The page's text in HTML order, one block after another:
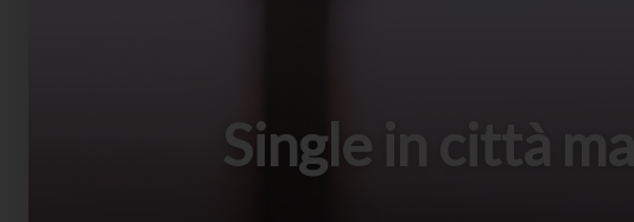
Single in città